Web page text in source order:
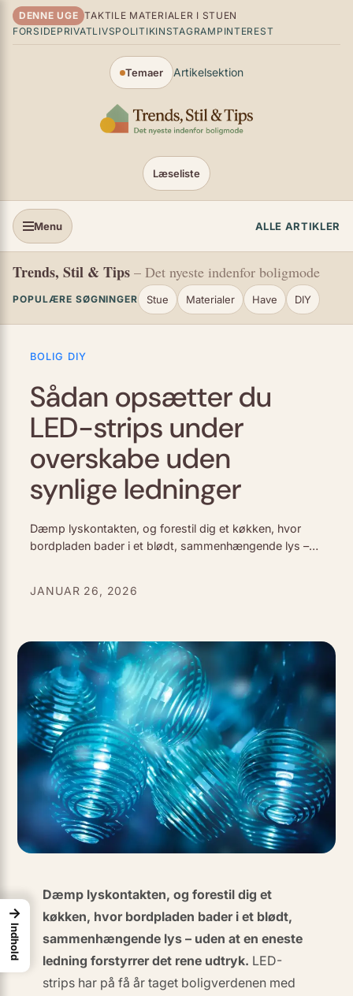
Spring til indhold
DENNE UGE TAKTILE MATERIALER I STUEN
FORSIDEPRIVATLIVSPOLITIKINSTAGRAM PINTEREST
Temaer Artikelsektion
Læseliste
Menu ALLE ARTIKLER
Trends, Stil & Tips – Det nyeste indenfor boligmode
POPULÆRE SØGNINGER Stue Materialer Have DIY
BOLIG DIY
Sådan opsætter du
LED-strips under
overskabe uden
synlige ledninger
Dæmp lyskontakten, og forestil dig et køkken, hvor
bordpladen bader i et blødt, sammenhængende lys –
JANUAR 26, 2026
Dæmp lyskontakten, og forestil dig et
køkken, hvor bordpladen bader i et blødt,
sammenhængende lys – uden at en eneste
ledning forstyrrer det rene udtryk. LED-
strips har på få år taget boligverdenen med
→
Indhold